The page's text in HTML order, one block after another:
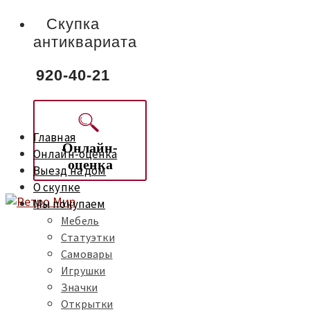
Скупка
антиквариата
920-40-21
Онлайн-
оценка
Главная
Онлайн-оценка
Выезд на дом
О скупке
Мы покупаем
Мебель
Статуэтки
Самовары
Игрушки
Значки
Открытки